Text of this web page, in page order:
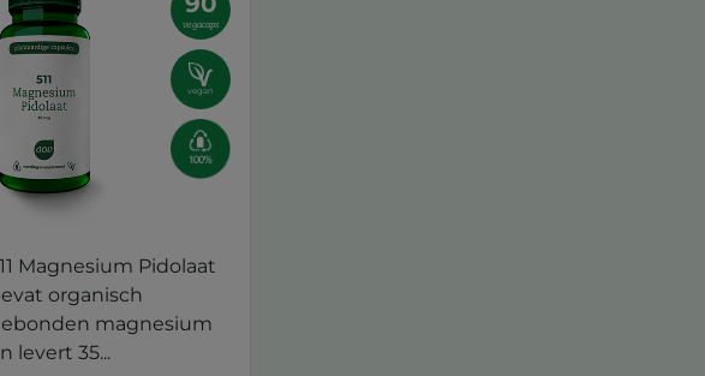
vegacaps
vegan
Magnesium Pidolaat
organisch
magnesium
levert 35...